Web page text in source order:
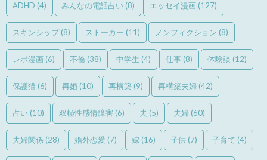
ADHD (4) みんなの電話占い (8) エッセイ漫画 (127)
スキンシップ(8) ストーカー (11) ノンフィクション (8)
レポ漫画 (6) 不倫 (38) 中学生 (4) 仕事 (8) 体験談 (12)
保護猫 (6) 再婚 (10) 再構築 (9) 再構築夫婦 (42)
占い (10) 双極性感情障害 (6) 夫 (5) 夫婦 (60)
夫婦関係 (28) 婚外恋愛 (7) 嫁 (16) 子供 (7) 子育て (4)